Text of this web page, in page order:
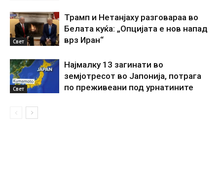
Свет
Трамп и Нетанјаху разговараа во
Белата куќа: „Опцијата е нов напад
врз Иран“
Свет
Најмалку 13 загинати во
земјотресот во Јапонија, потрага
по преживеани под урнатините